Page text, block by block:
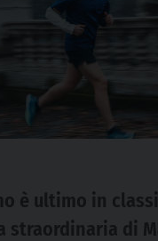
è ultimo in
straordinaria di